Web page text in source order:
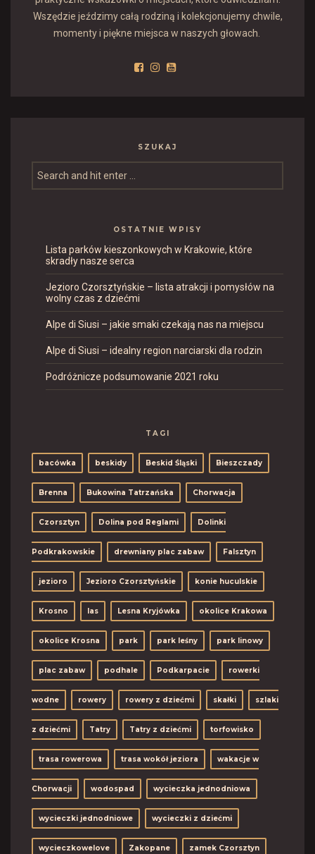
Wszędzie jeździmy całą rodziną i kolekcjonujemy chwile,
momenty i piękne miejsca w naszych głowach.
SZUKAJ
OSTATNIE WPISY
Lista parków kieszonkowych w Krakowie, które
skradły nasze serca
Jezioro Czorsztyńskie – lista atrakcji i pomysłów na
wolny czas z dziećmi
Alpe di Siusi – jakie smaki czekają nas na miejscu
Alpe di Siusi – idealny region narciarski dla rodzin
Podróżnicze podsumowanie 2021 roku
TAGI
bacówka beskidy Beskid Śląski Bieszczady
Brenna Bukowina Tatrzańska Chorwacja
Czorsztyn Dolina pod Reglami Dolinki
Podkrakowskie drewniany plac zabaw Falsztyn
jezioro Jezioro Czorsztyńskie konie huculskie
Krosno las Lesna Kryjówka okolice Krakowa
okolice Krosna park park leśny park linowy
plac zabaw podhale Podkarpacie rowerki
wodne rowery rowery z dziećmi skałki szlaki
z dziećmi Tatry Tatry z dziećmi torfowisko
trasa rowerowa trasa wokół jeziora wakacje w
Chorwacji wodospad wycieczka jednodniowa
wycieczki jednodniowe wycieczki z dziećmi
wycieczkowelove Zakopane zamek Czorsztyn